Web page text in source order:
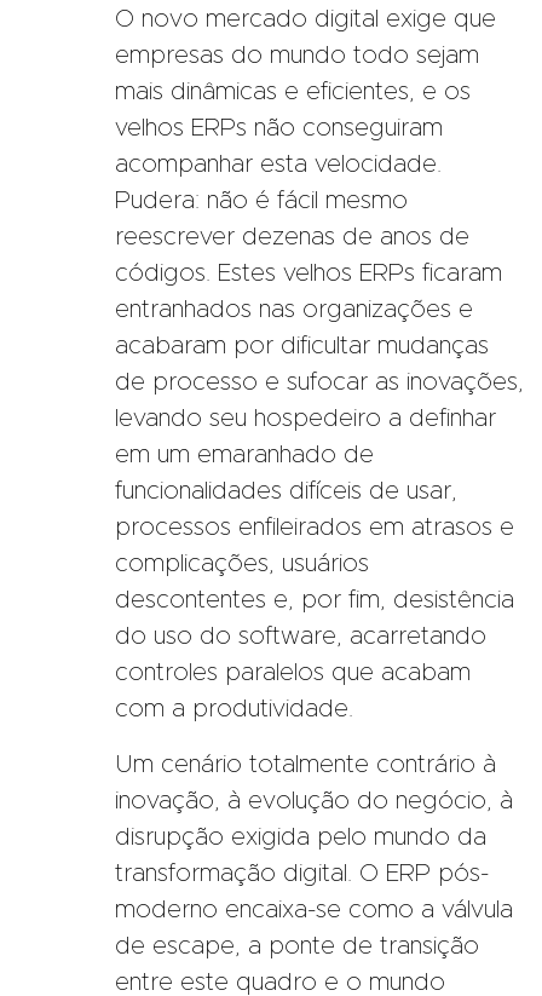
O novo mercado digital exige que
empresas do mundo todo sejam
mais dinâmicas e eficientes, e os
velhos ERPs não conseguiram
acompanhar esta velocidade.
Pudera: não é fácil mesmo
reescrever dezenas de anos de
códigos. Estes velhos ERPs ficaram
entranhados nas organizações e
acabaram por dificultar mudanças
de processo e sufocar as inovações,
levando seu hospedeiro a definhar
em um emaranhado de
funcionalidades difíceis de usar,
processos enfileirados em atrasos e
complicações, usuários
descontentes e, por fim, desistência
do uso do software, acarretando
controles paralelos que acabam
com a produtividade.
Um cenário totalmente contrário à
inovação, à evolução do negócio, à
disrupção exigida pelo mundo da
transformação digital. O ERP pós-
moderno encaixa-se como a válvula
de escape, a ponte de transição
entre este quadro e o mundo